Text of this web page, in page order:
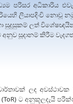
පරිසර අධිකාරිය
ලියාපදිංචි නොවූ
සුදුසුකම් ලත්
සූදානම් කිරීම
ලද අවස්ථාවක
ට අනුකූලදැයි